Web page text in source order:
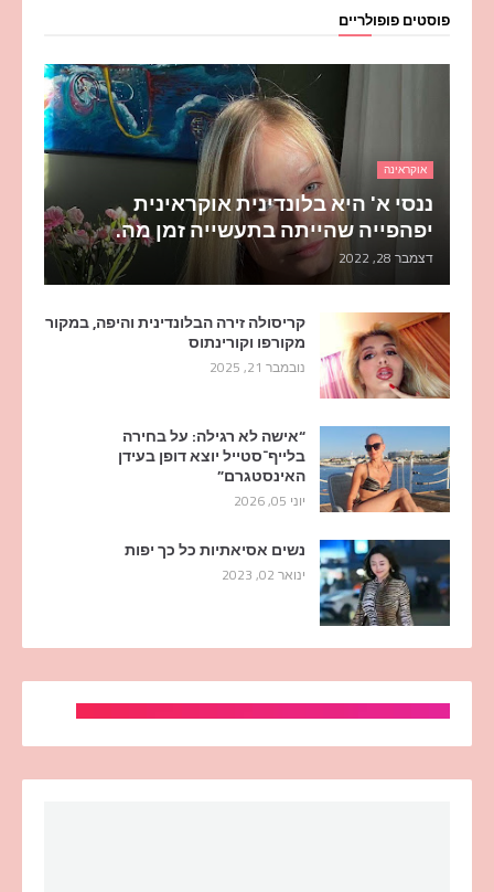
פוסטים פופולריים
אוקראינה
ננסי א' היא בלונדינית אוקראינית
יפהפייה שהייתה בתעשייה זמן מה.
דצמבר 28, 2022
קריסולה זירה הבלונדינית והיפה, במקור
מקורפו וקורינתוס
נובמבר 21, 2025
“אישה לא רגילה: על בחירה
בלייף־סטייל יוצא דופן בעידן
האינסטגרם”
יוני 05, 2026
נשים אסיאתיות כל כך יפות
ינואר 02, 2023